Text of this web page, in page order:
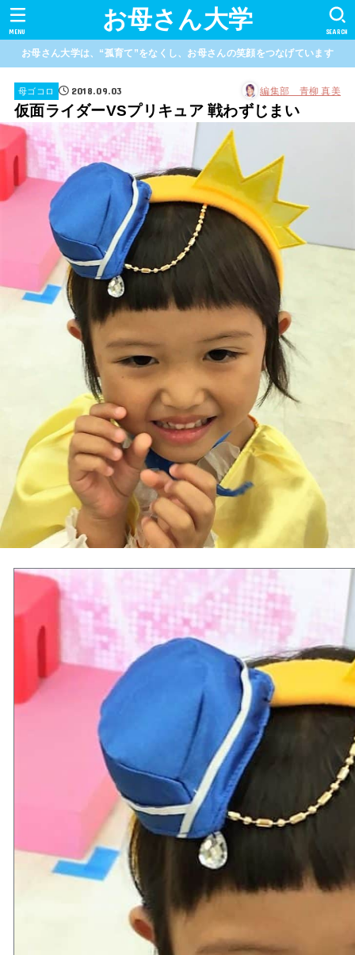
お母さん大学 SEARCH
MENU
お母さん大学は、“孤育て”をなくし、お母さんの笑顔をつなげています
母ゴコロ 2018.09.03 編集部 青柳 真美
仮面ライダーVSプリキュア 戦わずじまい